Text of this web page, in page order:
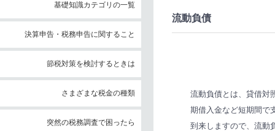
基礎知識カテゴリの一覧
決算申告・税務申告に関すること
節税対策を検討するときは
さまざまな税金の種類
突然の税務調査で困ったら
流動負債
流動負債とは、貸借対
期借入金など短期間で
到来しますので、流動